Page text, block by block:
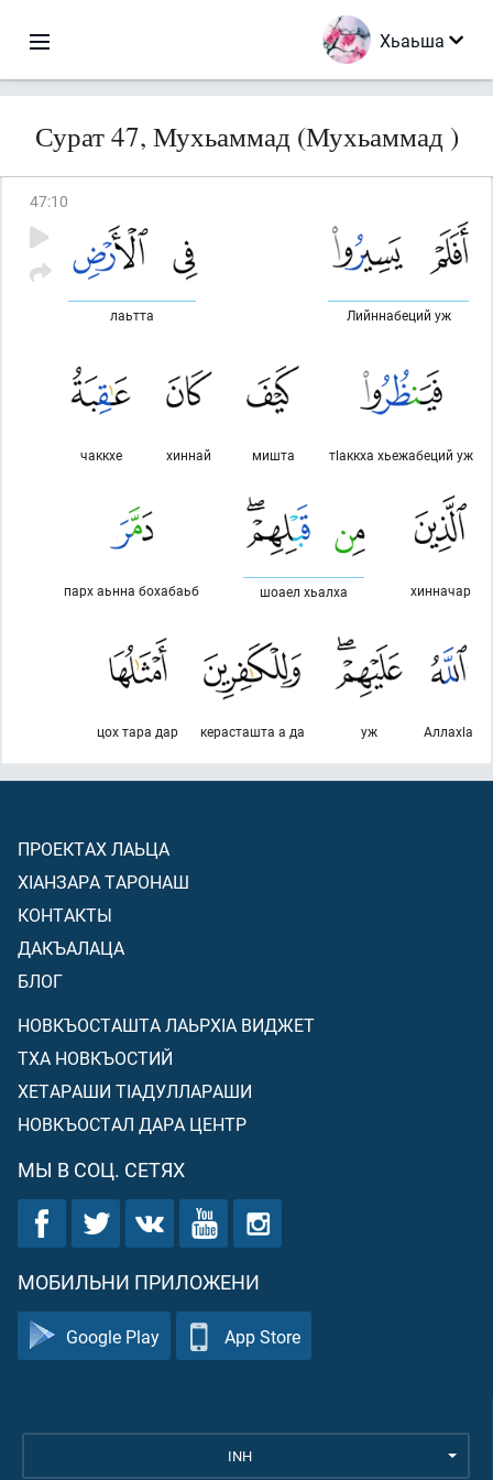
Хьаьша
Сурат 47, Мухьаммад (Мухьаммад )
47:10
Лийннабеций уж
лаьтта
тlаккха хьежабеций уж
мишта
хиннай
чаккхе
хинначар
шоаел хьалха
парх аьнна бохабаьб
Аллахlа
уж
керасташта а да
цох тара дар
ПРОЕКТАХ ЛАЬЦА
ХIАНЗАРА ТАРОНАШ
КОНТАКТЫ
ДАКЪАЛАЦА
БЛОГ
НОВКЪОСТАШТА ЛАЬРХIА ВИДЖЕТ
ТХА НОВКЪОСТИЙ
ХЕТАРАШИ ТIАДУЛЛАРАШИ
НОВКЪОСТАЛ ДАРА ЦЕНТР
МЫ В СОЦ. СЕТЯХ
МОБИЛЬНИ ПРИЛОЖЕНИ
Google Play App Store
INH